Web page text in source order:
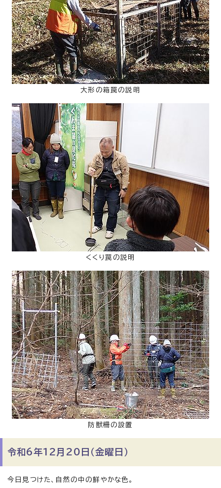
大形の箱罠の説明
くくり罠の説明
防獣柵の設置
令和6年12月20日（金曜日）
今日見つけた、自然の中の鮮やかな色。